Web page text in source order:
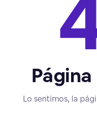
Lo sentimos, la